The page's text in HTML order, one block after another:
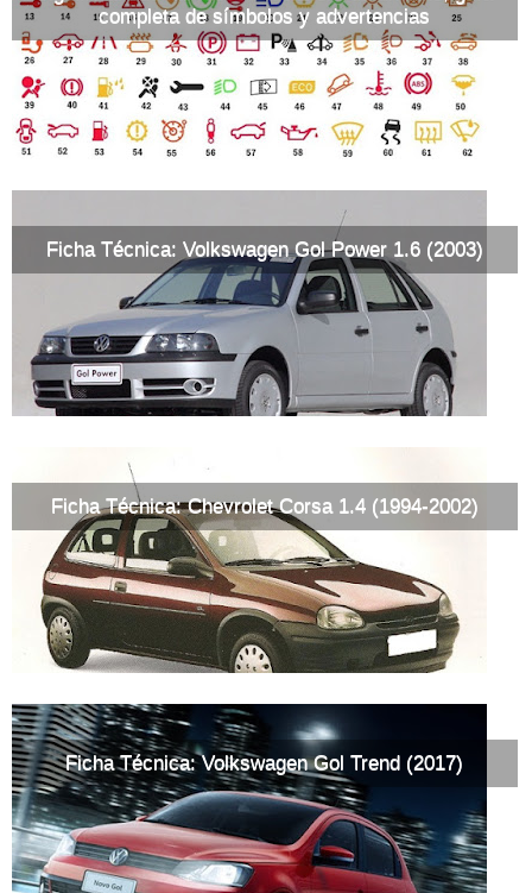
completa de símbolos y advertencias
Ficha Técnica: Volkswagen Gol Power 1.6 (2003)
Ficha Técnica: Chevrolet Corsa 1.4 (1994-2002)
Ficha Técnica: Volkswagen Gol Trend (2017)